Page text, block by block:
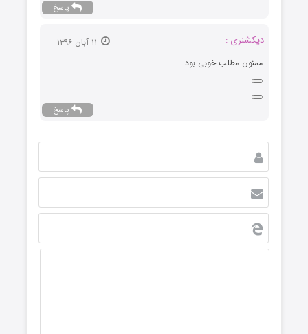
پاسخ
دیکشنری :
ممنون مطلب خوبی بود
پاسخ